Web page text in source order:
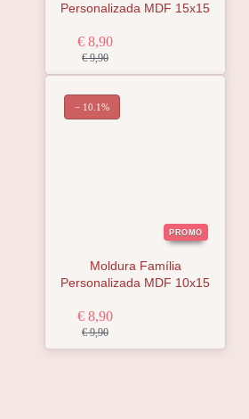
Personalizada MDF 15x15
€ 8,90
€ 9,90
PROMO
Moldura Família
Personalizada MDF 10x15
€ 8,90
€ 9,90
− 10.1%